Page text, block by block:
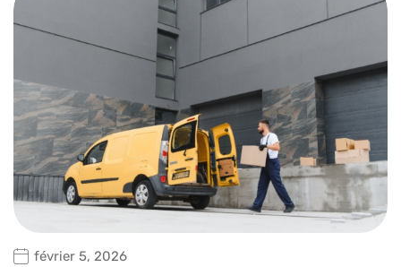
février 5, 2026